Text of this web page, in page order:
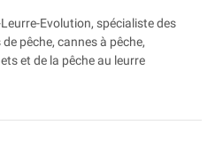
Evolution, spécialiste des
de pêche, cannes à pêche,
et de la pêche au leurre